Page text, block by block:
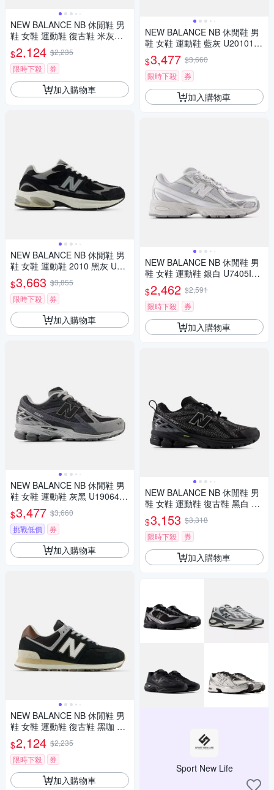
NEW BALANCE NB 休閒鞋 男
鞋 女鞋 運動鞋 復古鞋 米灰黃
U5748DF-D楦
$2,124 $2,235
限時下殺
券
加入購物車
NEW BALANCE NB 休閒鞋 男
鞋 女鞋 運動鞋 2010 黑灰 U20
10892-D楦
$3,663 $3,855
限時下殺
券
加入購物車
NEW BALANCE NB 休閒鞋 男
鞋 女鞋 運動鞋 灰黑 U19064J0
-D楦
$3,477 $3,660
挑戰低價
券
加入購物車
NEW BALANCE NB 休閒鞋 男
鞋 女鞋 運動鞋 復古鞋 黑咖 U5
748SB-D楦
$2,124 $2,235
限時下殺
券
加入購物車
NEW BALANCE NB 休閒鞋 男
鞋 女鞋 運動鞋 藍灰 U20101Q
Y-D楦
$3,477 $3,660
限時下殺
券
加入購物車
NEW BALANCE NB 休閒鞋 男
鞋 女鞋 運動鞋 銀白 U7405I7-
D楦
$2,462 $2,591
限時下殺
券
加入購物車
NEW BALANCE NB 休閒鞋 男
鞋 女鞋 運動鞋 復古鞋 黑白 U1
9068PN-D楦
$3,153 $3,318
限時下殺
券
加入購物車
Sport New Life